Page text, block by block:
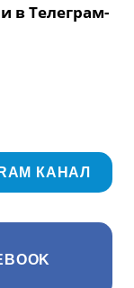
в Телеграм-
КАНАЛ